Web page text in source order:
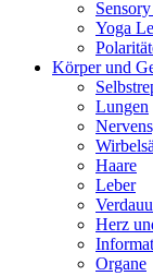
Yoga
Körper und
Lungen
Haare
Leber
Herz
Organe